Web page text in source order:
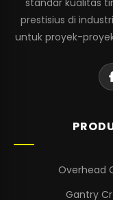
prestisius di
untuk proyek-
Overhead
Gantry